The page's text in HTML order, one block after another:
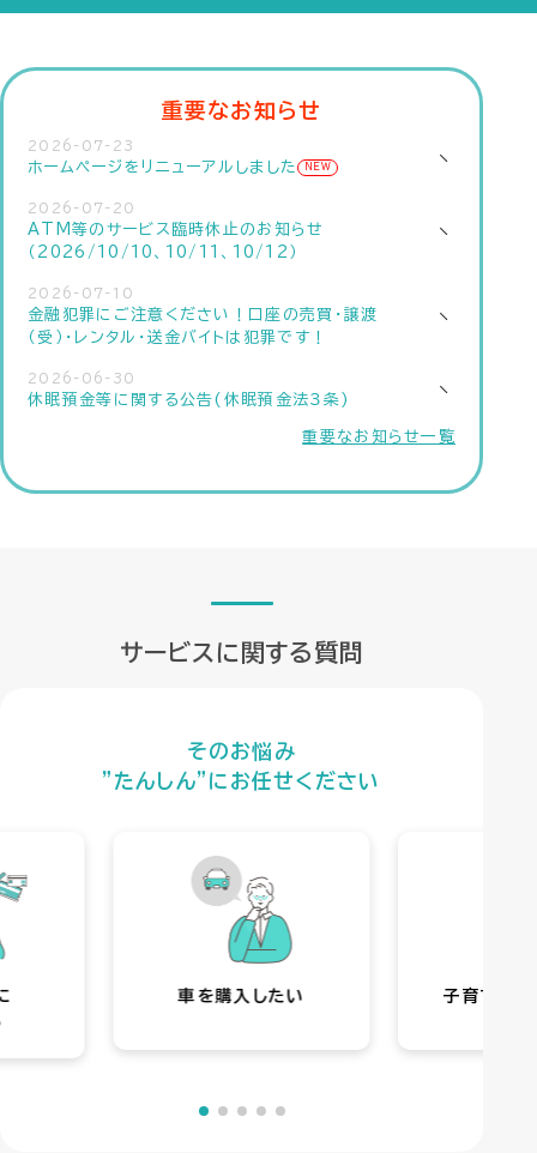
重要なお知らせ
2026-07-23
ホームページをリニューアルしました NEW
2026-07-20
ATM等のサービス臨時休止のお知らせ
（2026/10/10、10/11、10/12）
2026-07-10
金融犯罪にご注意ください！口座の売買・譲渡
（受）・レンタル・送金バイトは犯罪です！
2026-06-30
休眠預金等に関する公告(休眠預金法３条)
重要なお知らせ一覧
サービスに関する質問
そのお悩み
”たんしん”にお任せください
車を購入したい 子育てに